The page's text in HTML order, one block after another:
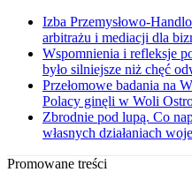
Izba Przemysłowo-
arbitrażu i mediacji dla
Wspomnienia i refleksje
było silniejsze niż chęć
Przełomowe badania na
Polacy ginęli w Woli
Zbrodnie pod lupą. Co
własnych działaniach
Promowane treści